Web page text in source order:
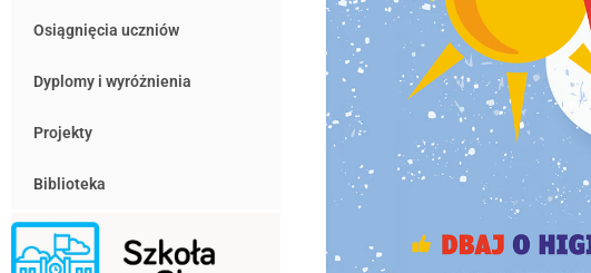
Osiągnięcia uczniów
Dyplomy i wyróżnienia
Projekty
Biblioteka